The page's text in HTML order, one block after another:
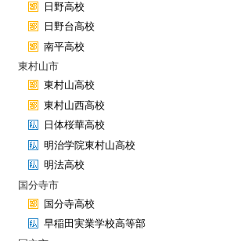
日野高校
日野台高校
南平高校
東村山市
東村山高校
東村山西高校
日体桜華高校
明治学院東村山高校
明法高校
国分寺市
国分寺高校
早稲田実業学校高等部